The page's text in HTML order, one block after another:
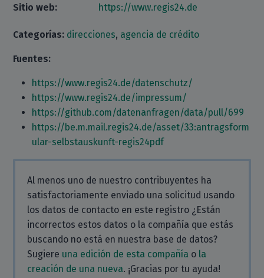
Sitio web:
https://www.regis24.de
Categorías: direcciones, agencia de crédito
Fuentes:
https://www.regis24.de/datenschutz/
https://www.regis24.de/impressum/
https://github.com/datenanfragen/data/pull/699
https://be.m.mail.regis24.de/asset/33:antragsform
ular-selbstauskunft-regis24pdf
Al menos uno de nuestro contribuyentes ha
satisfactoriamente enviado una solicitud usando
los datos de contacto en este registro ¿Están
incorrectos estos datos o la compañía que estás
buscando no está en nuestra base de datos?
Sugiere una edición de esta compañía o la
creación de una nueva. ¡Gracias por tu ayuda!